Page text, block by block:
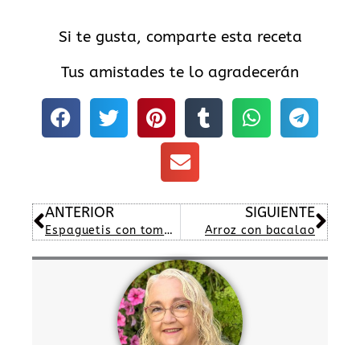
Si te gusta, comparte esta receta
Tus amistades te lo agradecerán
Ant
ANTERIOR
Espaguetis con tomate y nata
SIGUIENTE
Arroz con bacalao